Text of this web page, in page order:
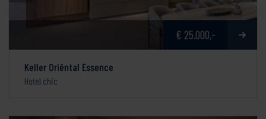
€ 25.000,-
Keller Oriëntal Essence
Hotel chic